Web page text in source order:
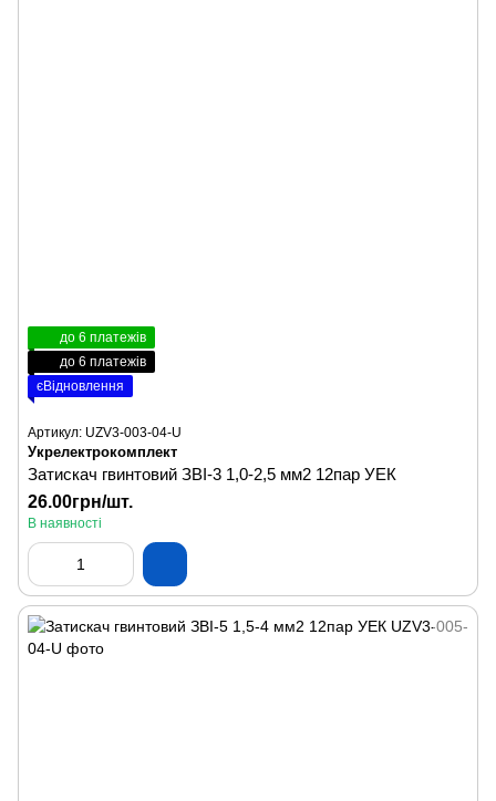
до 6 платежів
до 6 платежів
єВідновлення
Артикул: UZV3-003-04-U
Укрелектрокомплект
Затискач гвинтовий ЗВІ-3 1,0-2,5 мм2 12пар УЕК
26.00грн/шт.
В наявності